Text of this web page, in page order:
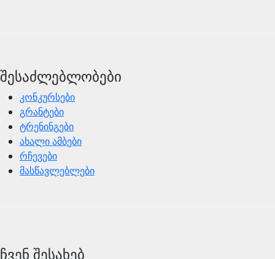
შესაძლებლობები
კონკურსები
გრანტები
ტრენინგები
ახალი ამბები
რჩევები
მასწავლებლები
ჩვენ შესახებ